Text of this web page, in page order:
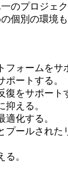
のプロジェ
個別の環境も
ォームをサ
ートする。
をサポート
抑える。
適化する。
プールされた
る。